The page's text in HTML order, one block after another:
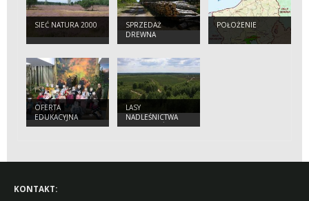
SIEĆ NATURA 2000
SPRZEDAŻ
DREWNA
POŁOŻENIE
OFERTA
EDUKACYJNA
LASY
NADLEŚNICTWA
CZARNOBÓR
KONTAKT: